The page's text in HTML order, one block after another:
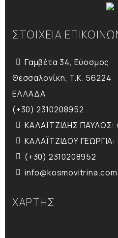
ΣΤΟΙΧΕΙΑ
Γαμβέτα 34, Εύοσμος
Θεσσαλονίκη, T.K. 56224
ΕΛΛΑΔΑ
(+30) 2310208952
ΚΑΛΑΪΤΖΙΔΗΣ
ΚΑΛΑΪΤΖΙΔΟΥ
(+30) 2310208952
info@kosmovitrina.com
ΧΑΡΤΗΣ